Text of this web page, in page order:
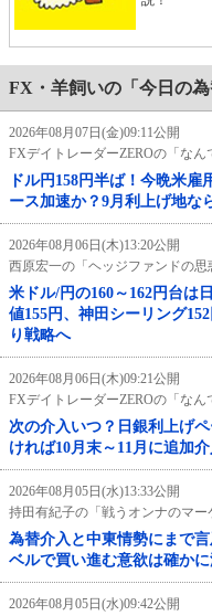
FX・羊飼いの「今日の
2026年08月07日(金)09:11公開
FXデイトレーダーZEROの「なん
ドル円158円半ば！今晩米
ース加速か？9月利上げ地な
2026年08月06日(木)13:20公開
西原宏一の「ヘッジファンドの思
米ドル/円の160～162円台は
値155円、神田シーリング
り戦略へ
2026年08月06日(木)09:21公開
FXデイトレーダーZEROの「なん
次の介入いつ？日銀利上げ
ければ10月末～11月に追加介
2026年08月05日(水)13:33公開
持田有紀子の「戦うオンナのマー
為替介入と中東情勢にまで
ベルで買い進む意欲は確か
2026年08月05日(水)09:42公開